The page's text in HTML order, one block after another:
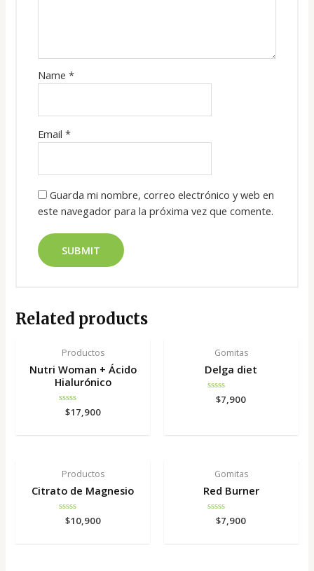
Name *
Email *
Guarda mi nombre, correo electrónico y web en
este navegador para la próxima vez que comente.
Related products
Productos
Nutri Woman + Ácido
Hialurónico
Rated
$17,900
Gomitas
Delga diet
Rated
$7,900
Productos
Citrato de Magnesio
Rated
$10,900
Gomitas
Red Burner
Rated
$7,900